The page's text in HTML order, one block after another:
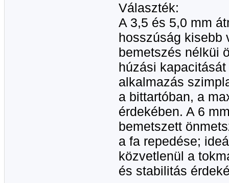
Választék:
A 3,5 és 5,0 mm
hosszúság kisebb
bemetszés nélküi
húzási
alkalmazás
a bittartóban, a
érdekében. A 6
bemetszett
a fa repedése;
közvetlenül a
és stabilitás